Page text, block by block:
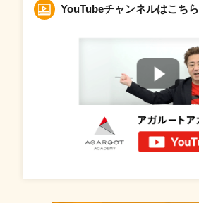
YouTubeチャンネルはこちら